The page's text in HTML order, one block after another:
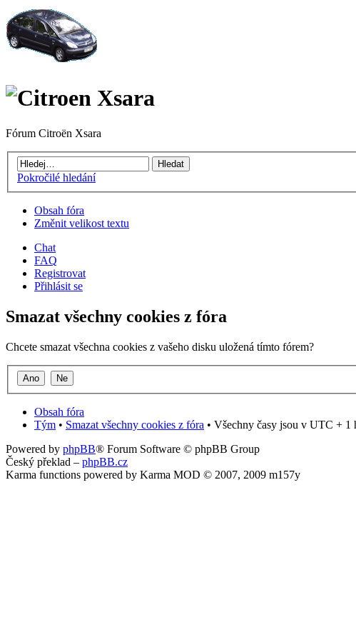
Fórum Citroën Xsara
Pokročilé hledání
Obsah fóra
Změnit velikost textu
Chat
FAQ
Registrovat
Přihlásit se
Smazat všechny cookies z fóra
Chcete smazat všechna cookies z vašeho disku uložená tímto fórem?
Obsah fóra
Tým • Smazat všechny cookies z fóra • Všechny časy jsou v UTC + 1
Powered by phpBB® Forum Software © phpBB Group
Český překlad – phpBB.cz
Karma functions powered by Karma MOD © 2007, 2009 m157y